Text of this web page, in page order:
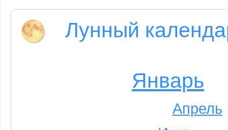
Лунный
Январь
Апрель